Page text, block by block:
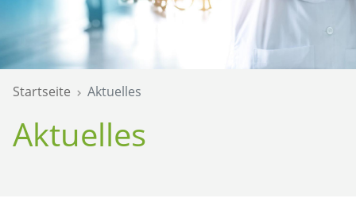
Startseite Aktuelles
Aktuelles